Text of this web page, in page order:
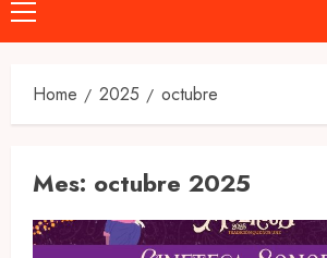
Primary
Menu
Home 2025 octubre
Mes: octubre 2025